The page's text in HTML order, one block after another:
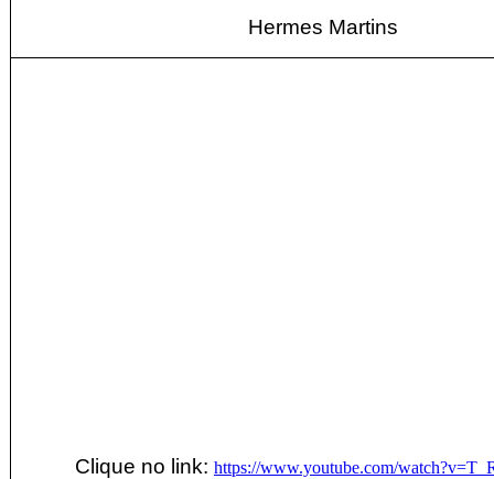
Hermes Martins
Clique no link: https://www.youtube.com/